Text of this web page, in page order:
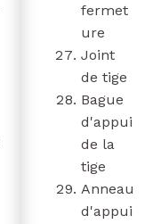
fermet
ure
Joint
de tige
Bague
d'appui
de la
tige
Anneau
d'appui